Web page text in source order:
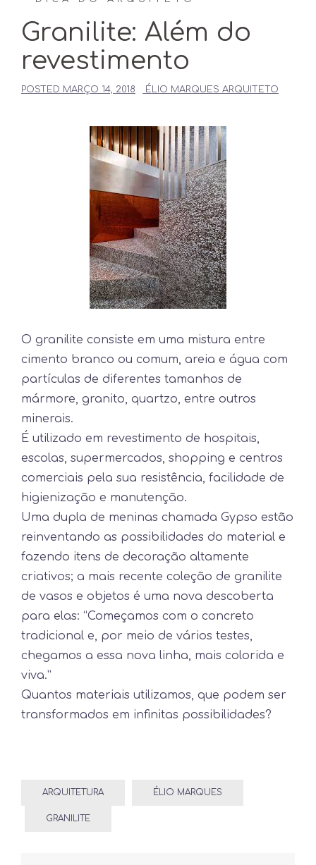
Granilite: Além do
revestimento
POSTED MARÇO 14, 2018 ÉLIO MARQUES ARQUITETO
O granilite consiste em uma mistura entre
cimento branco ou comum, areia e água com
partículas de diferentes tamanhos de
mármore, granito, quartzo, entre outros
minerais.
É utilizado em revestimento de hospitais,
escolas, supermercados, shopping e centros
comerciais pela sua resistência, facilidade de
higienização e manutenção.
Uma dupla de meninas chamada Gypso estão
reinventando as possibilidades do material e
fazendo itens de decoração altamente
criativos; a mais recente coleção de granilite
de vasos e objetos é uma nova descoberta
para elas: “Começamos com o concreto
tradicional e, por meio de vários testes,
chegamos a essa nova linha, mais colorida e
viva.”
Quantos materiais utilizamos, que podem ser
transformados em infinitas possibilidades?
ARQUITETURA ÉLIO MARQUES
GRANILITE